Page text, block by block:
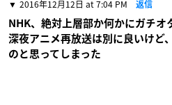
2016年12月12日 at 7:04 PM 返信
NHK、絶対上層部か何かにガチオ
深夜アニメ再放送は別に良いけど
のと思ってしまった